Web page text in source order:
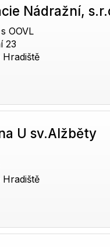
Nádražní,
OOVL
23
U sv.Alžběty